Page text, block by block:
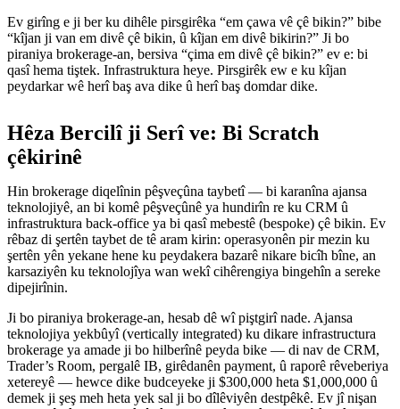
Ev girîng e ji ber ku dihêle pirsgirêka “em çawa vê çê bikin?” bibe
“kîjan ji van em divê çê bikin, û kîjan em divê bikirin?” Ji bo
piraniya brokerage-an, bersiva “çima em divê çê bikin?” ev e: bi
qasî hema tiştek. Infrastruktura heye. Pirsgirêk ew e ku kîjan
peydarkar wê herî baş ava dike û herî baş domdar dike.
Hêza Bercilî ji Serî ve: Bi Scratch
çêkirinê
Hin brokerage diqelînin pêşveçûna taybetî — bi karanîna ajansa
teknolojiyê, an bi komê pêşveçûnê ya hundirîn re ku CRM û
infrastruktura back-office ya bi qasî mebestê (bespoke) çê bikin. Ev
rêbaz di şertên taybet de tê aram kirin: operasyonên pir mezin ku
şertên yên yekane hene ku peydakera bazarê nikare bicîh bîne, an
karsaziyên ku teknolojîya wan wekî cihêrengiya bingehîn a sereke
dipejirînin.
Ji bo piraniya brokerage-an, hesab dê wî piştgirî nade. Ajansa
teknolojiya yekbûyî (vertically integrated) ku dikare infrastructura
brokerage ya amade ji bo hilberînê peyda bike — di nav de CRM,
Trader’s Room, pergalê IB, girêdanên payment, û raporê rêveberiya
xetereyê — hewce dike budceyeke ji $300,000 heta $1,000,000 û
demek ji şeş meh heta yek sal ji bo dîlêviyên destpêkê. Ev jî nişan